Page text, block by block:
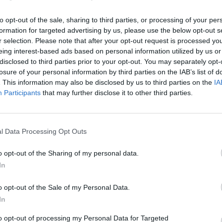
opt-out of the sale, sharing to third parties, or processing of your
for targeted advertising by us, please use the below opt-out
selection. Please note that after your opt-out request is processed
interest-based ads based on personal information utilized by us
to third parties prior to your opt-out. You may separately
of your personal information by third parties on the IAB’s list of
This information may also be disclosed by us to third parties on the
Participants that may further disclose it to other third parties.
Data Processing Opt Outs
opt-out of the Sharing of my personal data.
opt-out of the Sale of my Personal Data.
opt-out of processing my Personal Data for Targeted
του Ιερού Ναού Ανάργυρος
στους πιστούς το δοκίμιο του
μας (Οι όσιοι: Παΐσιος– Πορφύριος –